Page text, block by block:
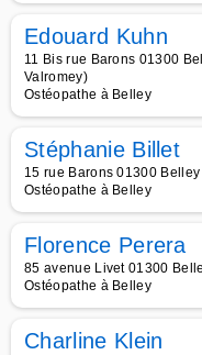
Edouard Kuhn
11 Bis rue Barons 01300
Valromey)
Ostéopathe à Belley
Stéphanie Billet
15 rue Barons 01300
Ostéopathe à Belley
Florence Perera
85 avenue Livet 01300
Ostéopathe à Belley
Charline Klein